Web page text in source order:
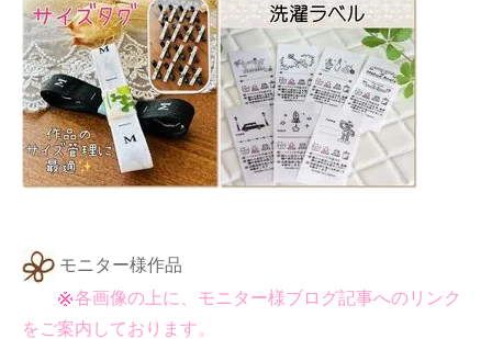
モニター様作品
各画像の上に、モニター様ブログ記事へのリンク
をご案内しております。